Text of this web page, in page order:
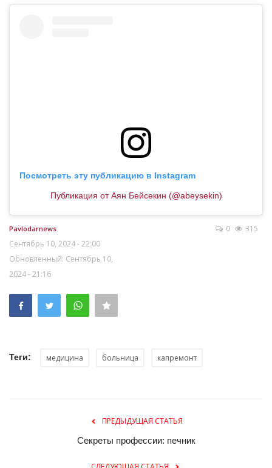
Посмотреть эту публикацию в Instagram
Публикация от Аян Бейсекин (@abeysekin)
Pavlodarnews
Сентябрь 10, 2024 - 22:00
Обновленный: Сентябрь 10,
2024 - 21:16
0 315
Теги: медицина больница капремонт
ПРЕДЫДУЩАЯ СТАТЬЯ
Секреты профессии: печник